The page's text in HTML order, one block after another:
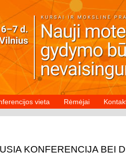
vieta Rėmėjai
KONFERENCIJA BEI